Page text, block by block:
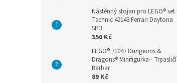
Nástěnný stojan pro LEGO® set
Technic 42143 Ferrari Daytona
SP3
350 Kč
LEGO® 71047 Dungeons &
Dragons® Minifigurka - Trpasličí
Barbar
89 Kč